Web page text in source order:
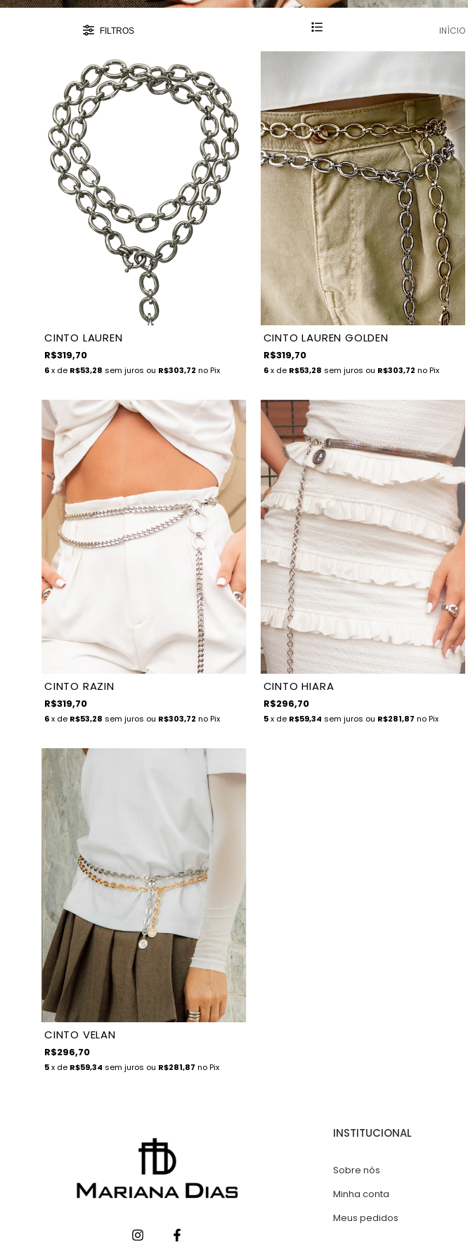
FILTROS INÍCIO
CINTO LAUREN
R$319,70
6x de R$53,28 sem juros ou R$303,72 no Pix
CINTO LAUREN GOLDEN
R$319,70
6 x de R$53,28 sem juros ou R$303,72 no Pix
CINTO RAZIN
R$319,70
6x de R$53,28 sem juros ou R$303,72 no Pix
CINTO HIARA
R$296,70
5 x de R$59,34 sem juros ou R$281,87 no Pix
CINTO VELAN
R$296,70
5x de R$59,34 sem juros ou R$281,87 no Pix
INSTITUCIONAL
Sobre nós
Minha conta
Meus pedidos